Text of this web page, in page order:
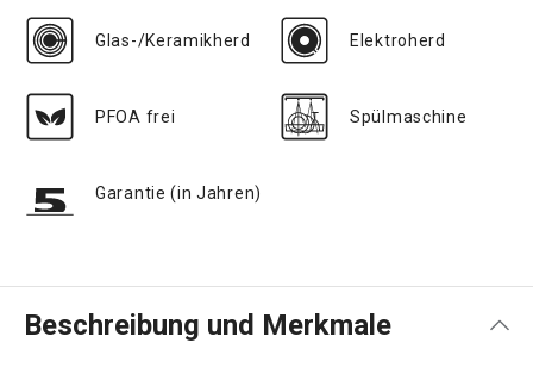
Glas-/Keramikherd Elektroherd
PFOA frei Spülmaschine
Garantie (in Jahren)
Beschreibung und Merkmale